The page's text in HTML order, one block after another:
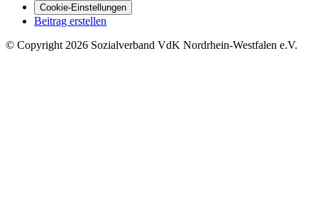
Cookie-Einstellungen
Beitrag erstellen
© Copyright 2026 Sozialverband VdK Nordrhein-Westfalen e.V.